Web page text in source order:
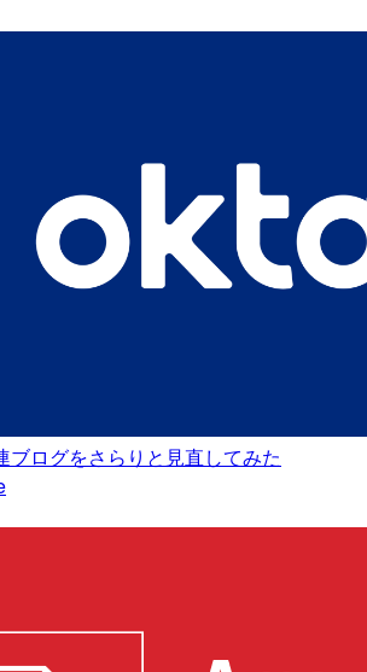
ブログをさらりと見直してみた